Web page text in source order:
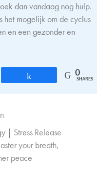
dan vandaag nog hulp.
het mogelijk om de cyclus
en een gezonder en
0
SHARES
| Stress Release
your breath,
peace